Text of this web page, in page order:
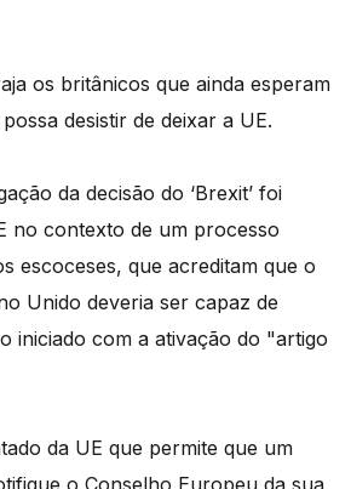
os britânicos que ainda esperam
desistir de deixar a UE.
da decisão do ‘Brexit’ foi
no contexto de um processo
escoceses, que acreditam que o
Unido deveria ser capaz de
iniciado com a ativação do "artigo
da UE que permite que um